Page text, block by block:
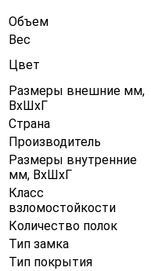
Объем
Вес
Цвет
Размеры внешние мм,
ВхШхГ
Страна
Производитель
Размеры внутренние
мм, ВхШхГ
Класс
взломостойкости
Количество полок
Тип замка
Тип покрытия